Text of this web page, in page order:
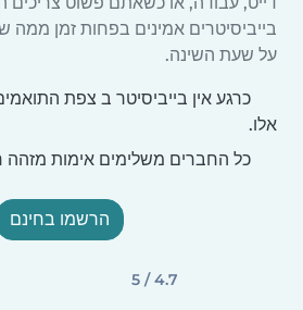
בייביסיטרים אמינים בפחות זמן ממה
על שעת השינה.
כרגע אין בייביסיטר ב צפת
אלו.
כל החברים משלימים אימות מזהה
הרשמו בחינם
4.7 / 5